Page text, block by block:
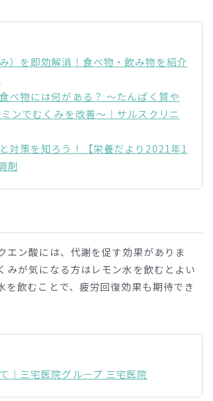
）を即効解消！食べ物・飲み物を紹介
べ物には何がある？ ～たんぱく質や
ンでむくみを改善～｜サルスクリニ
対策を知ろう！【栄養だより2021年1
剤
エン酸には、代謝を促す効果がありま
みが気になる方はレモン水を飲むとよい
を飲むことで、疲労回復効果も期待でき
｜三宅医院グループ 三宅医院